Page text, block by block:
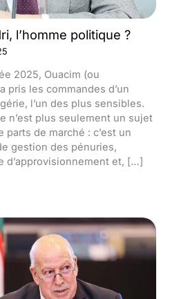
l’homme politique ?
2025, Ouacim (ou
pris les commandes d’un
l’un des plus sensibles.
n’est plus seulement un sujet
parts de marché : c’est un
gestion des pénuries,
d’approvisionnement et, […]